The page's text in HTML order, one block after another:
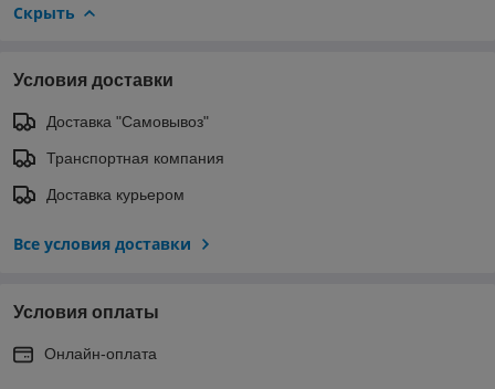
Скрыть
Условия доставки
Доставка "Самовывоз"
Транспортная компания
Доставка курьером
Все условия доставки
Условия оплаты
Онлайн-оплата